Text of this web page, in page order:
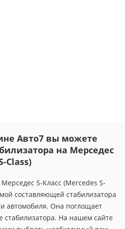
Авто7 вы можете
на Мерседес
Class)
S-Класс (Mercedes S-
составляющей стабилизатора
автомобиля. Она поглощает
стабилизатора. На нашем сайте